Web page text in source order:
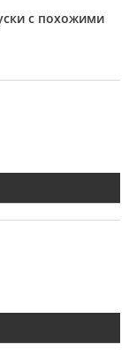
с похожими